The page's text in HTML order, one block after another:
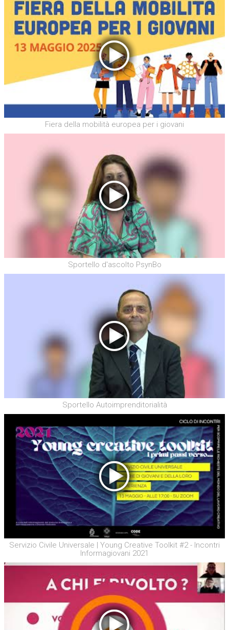
Fiera della mobilità europea per i giovani
Sportello d'ascolto PsynBo
Sportello Autoimprenditorialità
Servizio Civile Universale | Young Creative Toolkit #2 - Incontri
Informagiovani 2021